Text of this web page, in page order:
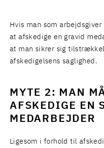
Hvis man som
at afskedige en gravid
at man sikrer sig
afskedigelsens saglighed.
MYTE 2: MAN
AFSKEDIGE EN
MEDARBEJDER
Ligesom i forhold til